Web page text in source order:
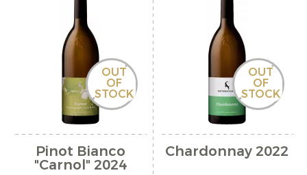
OUT
OF
STOCK
Pinot Bianco
"Carnol" 2024
OUT
OF
STOCK
Chardonnay 2022